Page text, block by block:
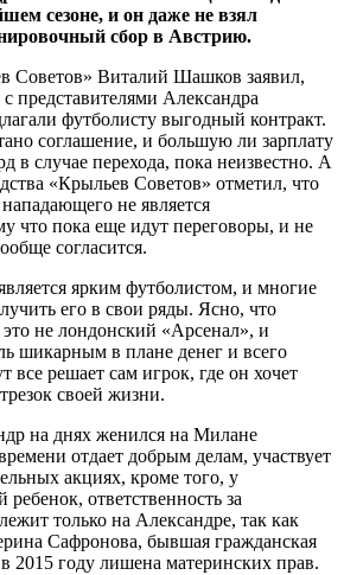
сезоне, и он даже не взял
сбор в Австрию.
Советов» Виталий Шашков заявил,
с представителями Александра
футболисту выгодный контракт.
соглашение, и большую ли зарплату
в случае перехода, пока неизвестно. А
«Крыльев Советов» отметил, что
не является
что пока еще идут переговоры, и не
согласится.
ярким футболистом, и многие
его в свои ряды. Ясно, что
не лондонский «Арсенал», и
шикарным в плане денег и всего
все решает сам игрок, где он хочет
своей жизни.
на днях женился на Милане
отдает добрым делам, участвует
акциях, кроме того, у
ответственность за
только на Александре, так как
Сафронова, бывшая гражданская
2015 году лишена материнских прав.